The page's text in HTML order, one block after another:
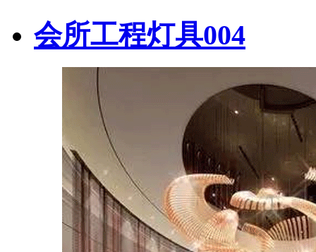
会所工程灯具004